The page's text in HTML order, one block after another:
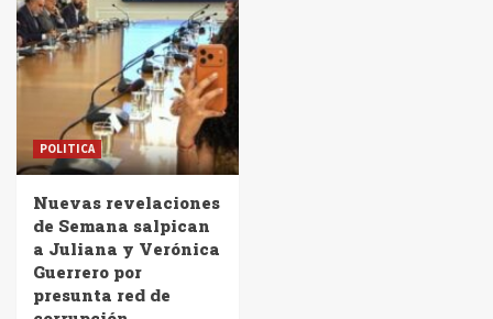
POLITICA
Nuevas revelaciones
de Semana salpican
a Juliana y Verónica
Guerrero por
presunta red de